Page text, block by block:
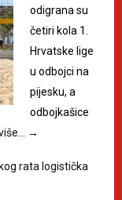
odigrana su
četiri kola 1.
Hrvatske lige
u odbojci na
pijesku, a
odbojkašice
→
rata logistička